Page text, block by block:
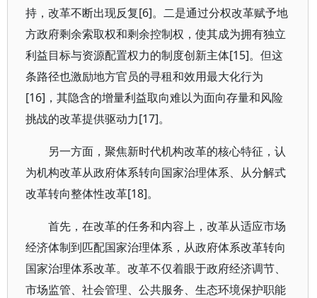
持，改革不断出现反复[6]。二是通过分权改革赋予地
方政府剩余索取权和剩余控制权，使其成为拥有独立
利益目标与资源配置权力的制度创新主体[15]。但这
条路径也激励地方官员的寻租和效用最大化行为
[16]，其隐含的增量利益取向难以为面向存量和风险
挑战的改革提供驱动力[17]。
另一方面，聚焦新时代机构改革的核心特征，认
为机构改革从政府体系转向国家治理体系、从分解式
改革转向整体性改革[18]。
首先，在改革的任务和内容上，改革从适应市场
经济体制到匹配国家治理体系，从政府体系改革转向
国家治理体系改革。改革不仅着眼于政府经济调节、
市场监管、社会管理、公共服务、生态环境保护职能